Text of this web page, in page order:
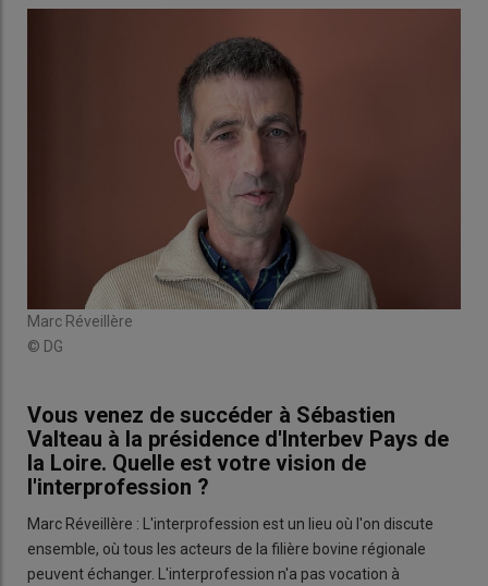
Marc Réveillère
© DG
Vous venez de succéder à Sébastien
Valteau à la présidence d'Interbev Pays de
la Loire. Quelle est votre vision de
l'interprofession ?
Marc Réveillère : L'interprofession est un lieu où l'on discute
ensemble, où tous les acteurs de la filière bovine régionale
peuvent échanger. L'interprofession n'a pas vocation à